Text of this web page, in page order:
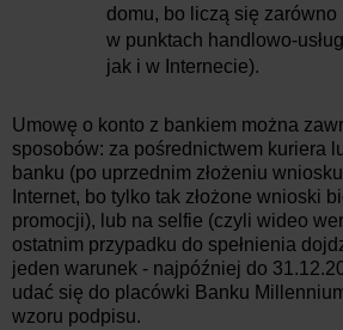
domu, bo liczą się zarówno
w punktach handlowo-
jak i w Internecie).
Umowę o konto z bankiem można
sposobów: za pośrednictwem kuriera
banku (po uprzednim złożeniu
Internet, bo tylko tak złożone wnioski
promocji), lub na selfie (czyli wideo
ostatnim przypadku do spełnienia
jeden warunek - najpóźniej do
udać się do placówki Banku
wzoru podpisu.